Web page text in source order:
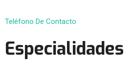
Teléfono De Contacto
Especialidades